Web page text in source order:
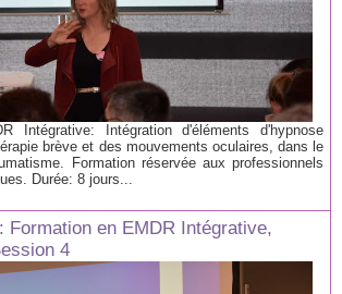
Intégrative: Intégration d'éléments d'hypnose
brève et des mouvements oculaires, dans le
Formation réservée aux professionnels
Durée: 8 jours...
Formation en EMDR Intégrative,
4